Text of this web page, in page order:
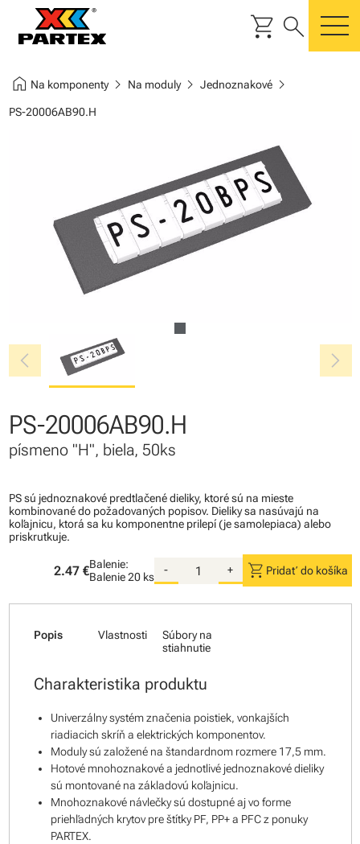
shopping_cart search
home Na komponentychevron_right Na modulychevron_right Jednoznakovéchevron_right
PS-20006AB90.H
chevron_left chevron_right
PS-20006AB90.H
písmeno "H", biela, 50ks
PS sú jednoznakové predtlačené dieliky, ktoré sú na mieste
kombinované do požadovaných popisov. Dieliky sa nasúvajú na
koľajnicu, ktorá sa ku komponentne prilepí (je samolepiaca) alebo
priskrutkuje.
2.47 €Balenie:
Balenie20 ks
- + shopping_cart Pridať do košíka
Popis Vlastnosti
Súbory na
stiahnutie
Charakteristika produktu
Univerzálny systém značenia poistiek, vonkajších
riadiacich skríň a elektrických komponentov.
Moduly sú založené na štandardnom rozmere 17,5 mm.
Hotové mnohoznakové a jednotlivé jednoznakové dieliky
sú montované na základovú koľajnicu.
Mnohoznakové návlečky sú dostupné aj vo forme
priehľadných krytov pre štítky PF, PP+ a PFC z ponuky
PARTEX.